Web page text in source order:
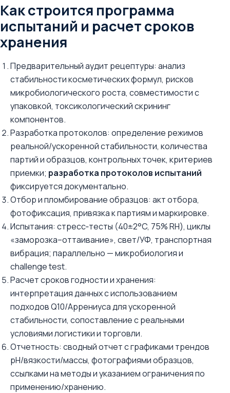
Как строится программа
испытаний и расчет сроков
хранения
Предварительный аудит рецептуры: анализ
стабильности косметических формул, рисков
микробиологического роста, совместимости с
упаковкой, токсикологический скрининг
компонентов.
Разработка протоколов: определение режимов
реальной/ускоренной стабильности, количества
партий и образцов, контрольных точек, критериев
приемки; разработка протоколов испытаний
фиксируется документально.
Отбор и пломбирование образцов: акт отбора,
фотофиксация, привязка к партиям и маркировке.
Испытания: стресс‑тесты (40±2°C, 75% RH), циклы
«заморозка–оттаивание», свет/УФ, транспортная
вибрация; параллельно — микробиология и
challenge test.
Расчет сроков годности и хранения:
интерпретация данных с использованием
подходов Q10/Аррениуса для ускоренной
стабильности, сопоставление с реальными
условиями логистики и торговли.
Отчетность: сводный отчет с графиками трендов
pH/вязкости/массы, фотографиями образцов,
ссылками на методы и указанием ограничения по
применению/хранению.